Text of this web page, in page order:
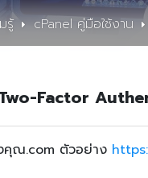
รู้ cPanel คู่มือใช้งาน
Factor
งคุณ.com ตัวอย่าง